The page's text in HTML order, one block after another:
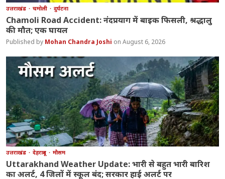
उत्तराखंड चमोली दुर्घटना
Chamoli Road Accident: नंदप्रयाग में बाइक फिसली, श्रद्धालु
की मौत; एक घायल
Mohan Chandra Joshi August 6, 2026
उत्तराखंड देहरादून मौसम
Uttarakhand Weather Update: भारी से बहुत भारी बारिश
का अलर्ट, 4 जिलों में स्कूल बंद; सरकार हाई अलर्ट पर